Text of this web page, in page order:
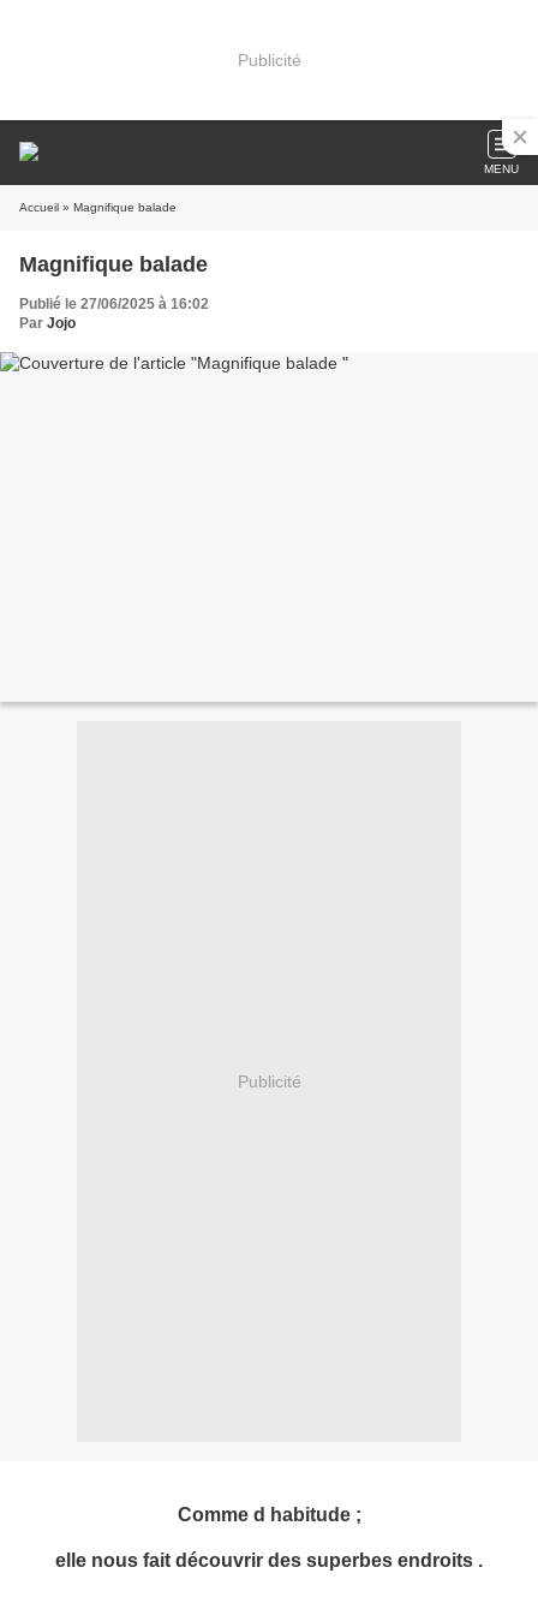
Publicité
MENU
Accueil » Magnifique balade
Magnifique balade
Publié le 27/06/2025 à 16:02
Par Jojo
Publicité
Comme d habitude ;
elle nous fait découvrir des superbes endroits .